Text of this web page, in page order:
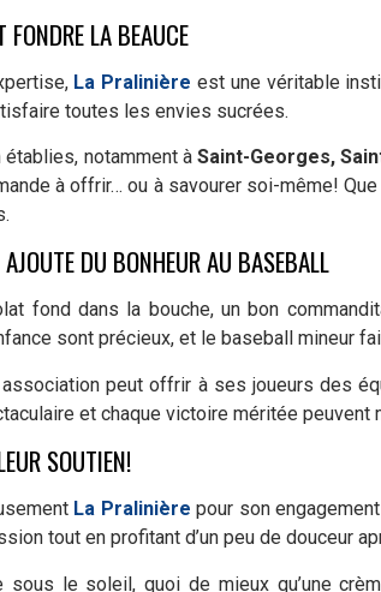
FONDRE LA BEAUCE
La Pralinière est une véritable
toutes les envies sucrées.
notamment àSaint-Georges,
à offrir… ou à savourer soi-même!
DU BONHEUR AU BASEBALL
fond dans la bouche, un bon
sont précieux, et le baseball mineur
peut offrir à ses joueurs des
et chaque victoire méritée
SOUTIEN!
La Pralinière pour son
tout en profitant d’un peu de douceur
sous le soleil, quoi de mieux qu’une